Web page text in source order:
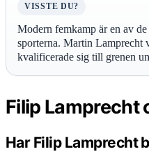
VISSTE DU?
Modern femkamp är en av
sporterna. Martin Lamprecht
kvalificerade sig till grenen
Filip Lamprecht
Har Filip Lamprecht